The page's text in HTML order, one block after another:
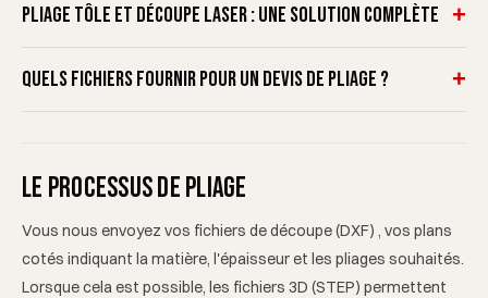
Pliage tôle et découpe laser : une solution complète +
pour obtenir des pièces fonctionnelles en trois dimensions.
Les feuilles métalliques sont façonnées avec exactitude afin
Grâce à notre plieuse à commande numérique, vous bénéficiez
d'une qualité constante à un tarif compétitif, même pour de
petites quantités.
Quels fichiers fournir pour un devis de pliage ? +
quantités. Un fichier STEP est le bienvenu pour les pièces
joignez le DXF de la mise à plat.
Le processus de pliage
Vous nous envoyez vos fichiers de découpe (DXF) , vos plans
cotés indiquant la matière, l'épaisseur et les pliages souhaités.
Lorsque cela est possible, les fichiers 3D (STEP) permettent